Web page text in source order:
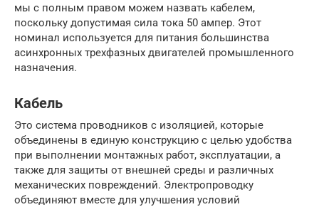
мы с полным правом можем назвать кабелем,
поскольку допустимая сила тока 50 ампер. Этот
номинал используется для питания большинства
асинхронных трехфазных двигателей промышленного
назначения.
Кабель
Это система проводников с изоляцией, которые
объединены в единую конструкцию с целью удобства
при выполнении монтажных работ, эксплуатации, а
также для защиты от внешней среды и различных
механических повреждений. Электропроводку
объединяют вместе для улучшения условий